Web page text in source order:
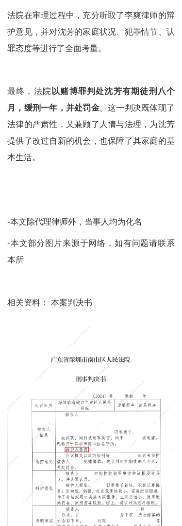
法院在审理过程中，充分听取了李爽律师的辩
护意见，并对沈芳的家庭状况、犯罪情节、认
罪态度等进行了全面考量。
最终，法院以赌博罪判处沈芳有期徒刑八个
月，缓刑一年，并处罚金。这一判决既体现了
法律的严肃性，又兼顾了人情与法理，为沈芳
提供了改过自新的机会，也保障了其家庭的基
本生活。
-本文除代理律师外，当事人均为化名
-本文部分图片来源于网络，如有问题请联系
本所
相关资料： 本案判决书